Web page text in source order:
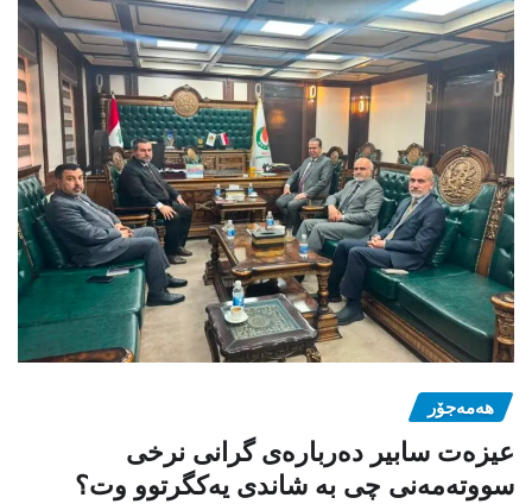
هەمەجۆر
عیزەت سابیر دەربارەی گرانی نرخی
سووتەمەنی چی بە شاندی یەکگرتوو وت؟